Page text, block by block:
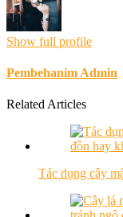
Show full profile
Pembehanim Admin
Related Articles
Tác dụng cây